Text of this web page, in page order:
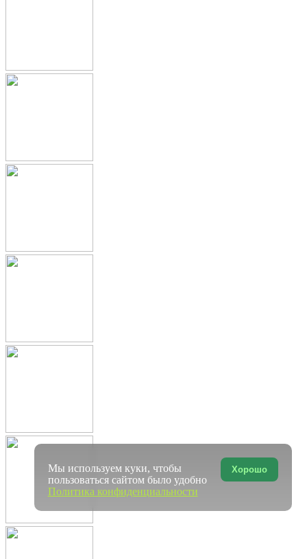
Хорошо
Мы используем куки, чтобы
пользоваться сайтом было удобно
Политика конфиденциальности